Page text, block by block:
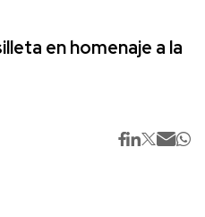
en homenaje a la